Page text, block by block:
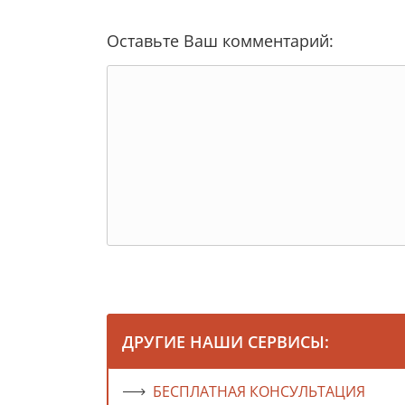
Оставьте Ваш комментарий:
ДРУГИЕ НАШИ СЕРВИСЫ:
БЕСПЛАТНАЯ КОНСУЛЬТАЦИЯ